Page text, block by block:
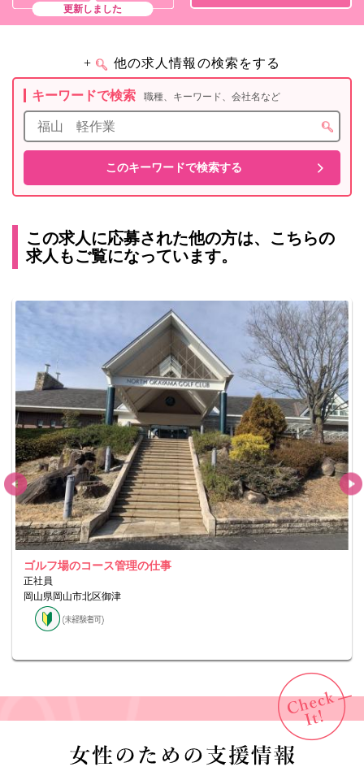
更新しました
+ 他の求人情報の検索をする
キーワードで検索 職種、キーワード、会社名など
この求人に応募された他の方は、こちらの
求人もご覧になっています。
ゴルフ場のコース管理の仕事
正社員
岡山県岡山市北区御津